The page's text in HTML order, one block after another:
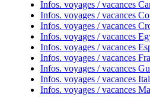
Infos. voyages / vacances
Infos. voyages / vacances
Infos. voyages / vacances
Infos. voyages / vacances
Infos. voyages / vacances
Infos. voyages / vacances
Infos. voyages / vacances
Infos. voyages / vacances
Infos. voyages / vacances